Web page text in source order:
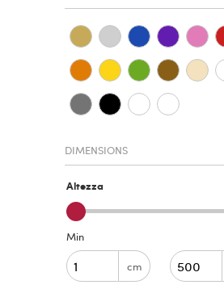
DIMENSIONS
Altezza
Min
cm